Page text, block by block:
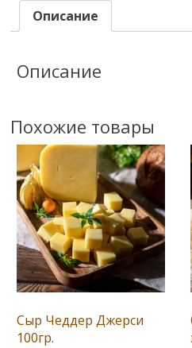
Описание
Описание
Похожие товары
Сыр Чеддер Джерси
100гр.